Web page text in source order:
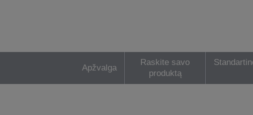
Apžvalga
Raskite savo
produktą